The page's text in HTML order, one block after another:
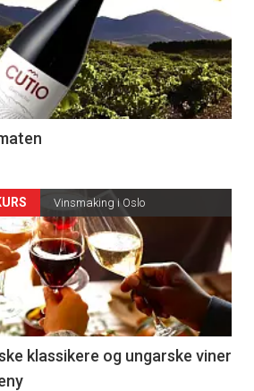
Vinsmaking i Oslo
klassikere og ungarske viner